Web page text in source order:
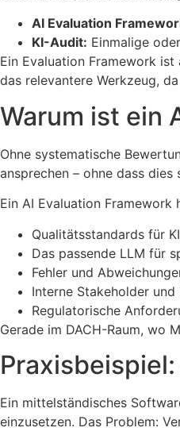
AI Evaluation
KI-Audit: Einmalige
Ein Evaluation Framework
das relevantere Werkzeug,
Warum ist ein
Ohne systematische
ansprechen – ohne dass
Ein AI Evaluation Framework
Qualitätsstandards für
Das passende LLM für
Fehler und
Interne Stakeholder
Regulatorische
Gerade im DACH-Raum, wo
Ein mittelständisches
einzusetzen. Das Problem: